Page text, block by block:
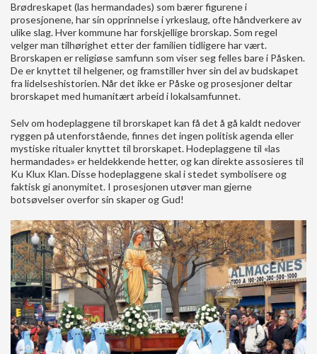
Brødreskapet (las hermandades) som bærer figurene i
prosesjonene, har sin opprinnelse i yrkeslaug, ofte håndverkere av
ulike slag. Hver kommune har forskjellige brorskap. Som regel
velger man tilhørighet etter der familien tidligere har vært.
Brorskapen er religiøse samfunn som viser seg felles bare i Påsken.
De er knyttet til helgener, og framstiller hver sin del av budskapet
fra lidelseshistorien. Når det ikke er Påske og prosesjoner deltar
brorskapet med humanitært arbeid i lokalsamfunnet.
Selv om hodeplaggene til brorskapet kan få det å gå kaldt nedover
ryggen på utenforstående, finnes det ingen politisk agenda eller
mystiske ritualer knyttet til brorskapet. Hodeplaggene til «las
hermandades» er heldekkende hetter, og kan direkte assosieres til
Ku Klux Klan. Disse hodeplaggene skal i stedet symbolisere og
faktisk gi anonymitet. I prosesjonen utøver man gjerne
botsøvelser overfor sin skaper og Gud!